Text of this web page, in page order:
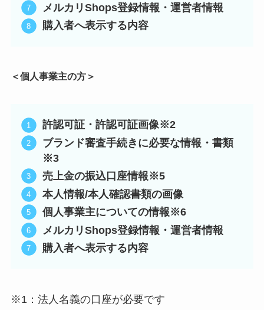
メルカリShops登録情報・運営者情報
購入者へ表示する内容
＜個人事業主の方＞
許認可証・許認可証画像※2
ブランド審査手続きに必要な情報・書類
※3
売上金の振込口座情報※5
本人情報/本人確認書類の画像
個人事業主についての情報※6
メルカリShops登録情報・運営者情報
購入者へ表示する内容
※1：法人名義の口座が必要です